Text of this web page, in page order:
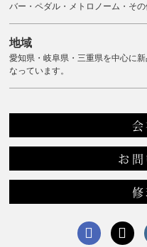
バー・ペダル・メトロノーム・そ
地域
愛知県・岐阜県・三重県を中心に
なっています。
お